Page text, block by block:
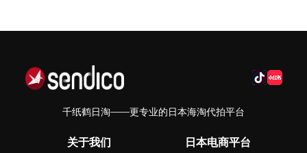
千纸鹤日淘——更专业的日本海淘代拍平台
关于我们 日本电商平台